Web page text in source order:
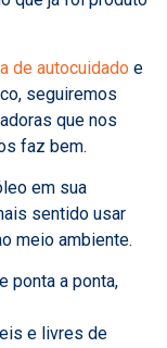
de autocuidado e
seguiremos
que nos
faz bem.
em sua
sentido usar
meio ambiente.
ponta a ponta,
e livres de